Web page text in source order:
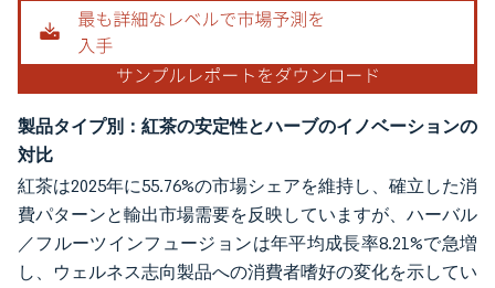
製品タイプ別：紅茶の安定性とハーブのイノベーションの
対比
紅茶は2025年に55.76%の市場シェアを維持し、確立した消
費パターンと輸出市場需要を反映していますが、ハーバル
／フルーツインフュージョンは年平均成長率8.21%で急増
し、ウェルネス志向製品への消費者嗜好の変化を示してい